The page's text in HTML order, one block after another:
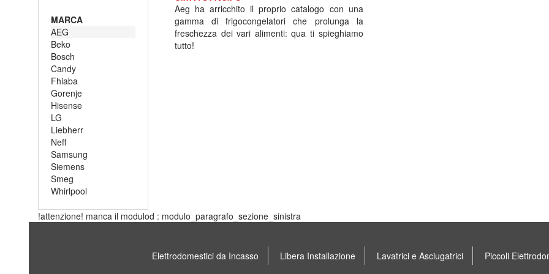
MARCA
AEG
Beko
Bosch
Candy
Fhiaba
Gorenje
Hisense
LG
Liebherr
Neff
Samsung
Siemens
Smeg
Whirlpool
Aeg ha arricchito il proprio catalogo con una
gamma di frigocongelatori che prolunga la
freschezza dei vari alimenti: qua ti spieghiamo
tutto!
!attenzione! manca il modulod : modulo_paragrafo_sezione_sinistra
Elettrodomestici da Incasso Libera Installazione Lavatrici e Asciugatrici Piccoli